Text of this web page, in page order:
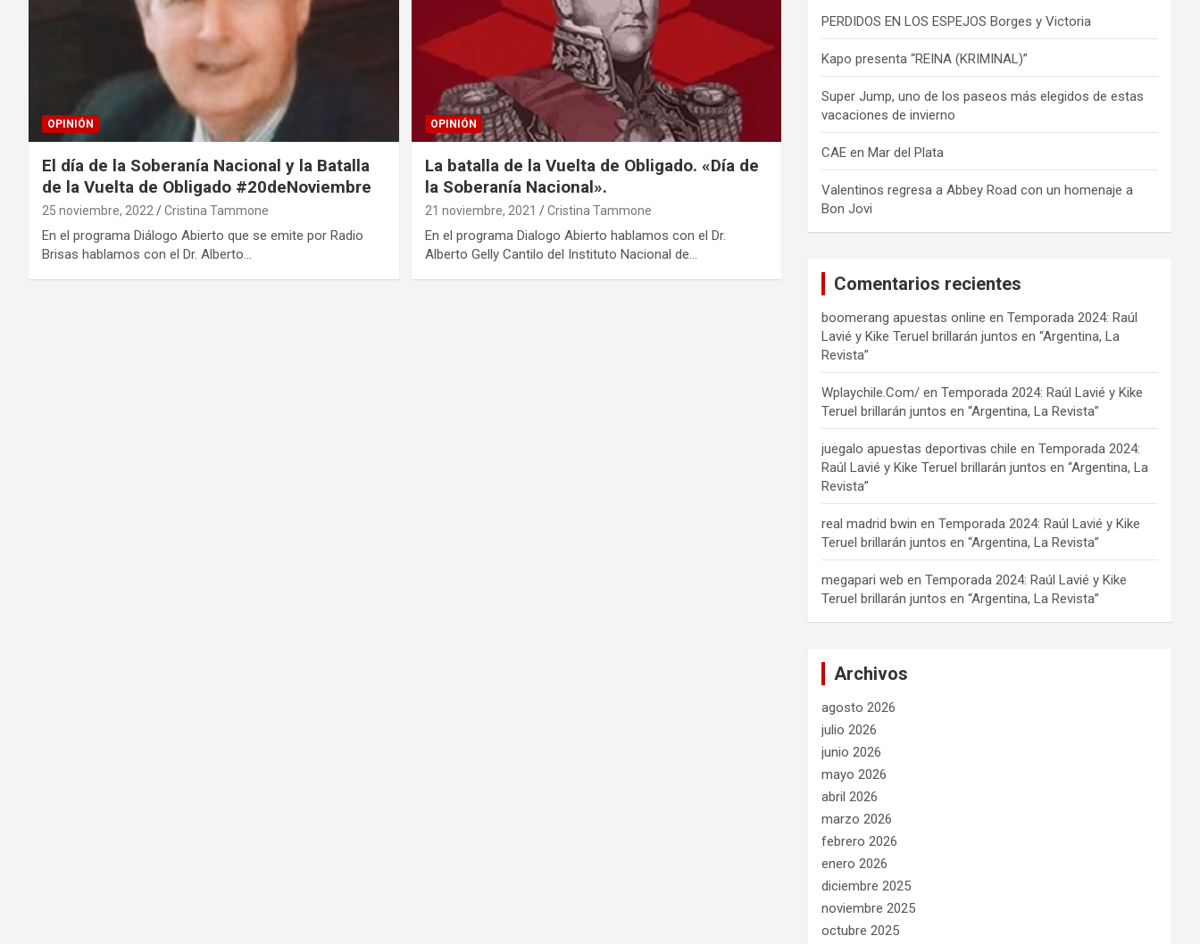
OPINIÓN
El día de la Soberanía Nacional y la Batalla
de la Vuelta de Obligado #20deNoviembre
25 noviembre, 2022 Cristina Tammone
En el programa Diálogo Abierto que se emite por Radio
Brisas hablamos con el Dr. Alberto…
OPINIÓN
La batalla de la Vuelta de Obligado. «Día de
la Soberanía Nacional».
21 noviembre, 2021 Cristina Tammone
En el programa Dialogo Abierto hablamos con el Dr.
Alberto Gelly Cantilo del Instituto Nacional de…
PERDIDOS EN LOS ESPEJOS Borges y Victoria
Kapo presenta “REINA (KRIMINAL)”
Super Jump, uno de los paseos más elegidos de estas
vacaciones de invierno
CAE en Mar del Plata
Valentinos regresa a Abbey Road con un homenaje a
Bon Jovi
Comentarios recientes
boomerang apuestas online enTemporada 2024: Raúl
Lavié y Kike Teruel brillarán juntos en “Argentina, La
Revista”
Wplaychile.Com/ enTemporada 2024: Raúl Lavié y Kike
Teruel brillarán juntos en “Argentina, La Revista”
juegalo apuestas deportivas chile enTemporada 2024:
Raúl Lavié y Kike Teruel brillarán juntos en “Argentina, La
Revista”
real madrid bwin enTemporada 2024: Raúl Lavié y Kike
Teruel brillarán juntos en “Argentina, La Revista”
megapari web enTemporada 2024: Raúl Lavié y Kike
Teruel brillarán juntos en “Argentina, La Revista”
Archivos
agosto 2026
julio 2026
junio 2026
mayo 2026
abril 2026
marzo 2026
febrero 2026
enero 2026
diciembre 2025
noviembre 2025
octubre 2025